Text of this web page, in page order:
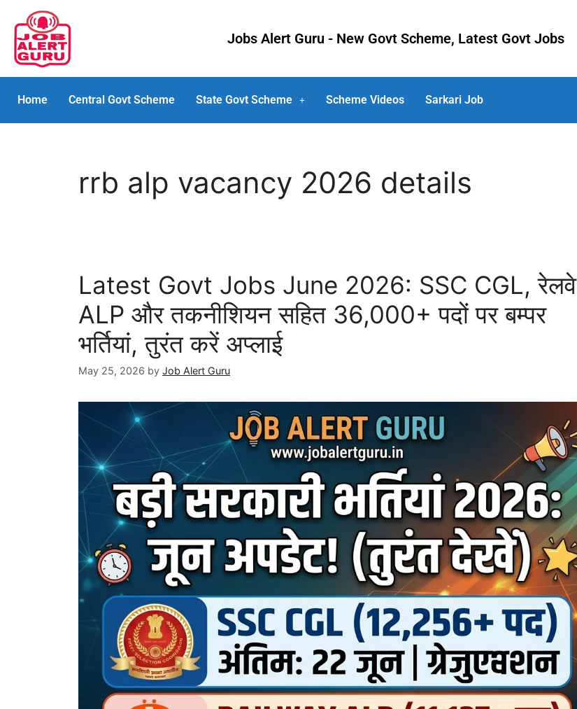
Jobs Alert Guru - New Govt Scheme, Latest Govt Jobs
Home Central Govt Scheme State Govt Scheme Scheme Videos Sarkari Job
rrb alp vacancy 2026 details
Latest Govt Jobs June 2026: SSC CGL, रेलवे
ALP और तकनीशियन सहित 36,000+ पदों पर बम्पर
भर्तियां, तुरंत करें अप्लाई
May 25, 2026 by Job Alert Guru